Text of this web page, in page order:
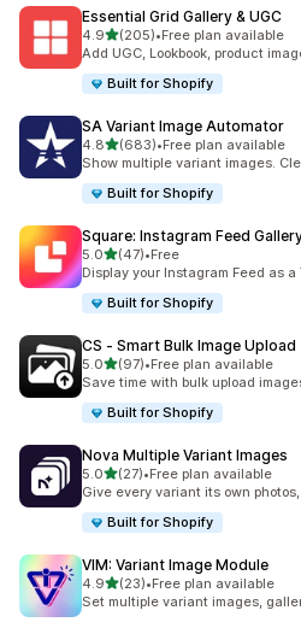
Essential Grid Gallery & UGC
4.9เต็ม 5 ดาว
(205)
ทั้งหมด 205 รีวิว
•Free plan available
Add UGC, Lookbook, product
Built for Shopify
SA Variant Image Automator
4.8เต็ม 5 ดาว
(683)
ทั้งหมด 683 รีวิว
•Free plan available
Show multiple variant images.
Built for Shopify
Square: Instagram Feed
5.0เต็ม 5 ดาว
(47)
ทั้งหมด 47 รีวิว
•Free
Display your Instagram Feed as
Built for Shopify
CS ‑ Smart Bulk Image Upload
5.0เต็ม 5 ดาว
(97)
ทั้งหมด 97 รีวิว
•Free plan available
Save time with bulk upload
Built for Shopify
Nova Multiple Variant Images
5.0เต็ม 5 ดาว
(27)
ทั้งหมด 27 รีวิว
•Free plan available
Give every variant its own
Built for Shopify
VIM: Variant Image Module
4.9เต็ม 5 ดาว
(23)
ทั้งหมด 23 รีวิว
•Free plan available
Set multiple variant images,